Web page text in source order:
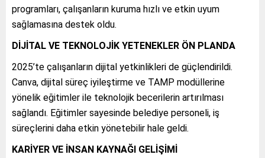
programları, çalışanların kuruma hızlı ve etkin uyum
sağlamasına destek oldu.
DİJİTAL VE TEKNOLOJİK YETENEKLER ÖN PLANDA
2025’te çalışanların dijital yetkinlikleri de güçlendirildi.
Canva, dijital süreç iyileştirme ve TAMP modüllerine
yönelik eğitimler ile teknolojik becerilerin artırılması
sağlandı. Eğitimler sayesinde belediye personeli, iş
süreçlerini daha etkin yönetebilir hale geldi.
KARİYER VE İNSAN KAYNAĞI GELİŞİMİ